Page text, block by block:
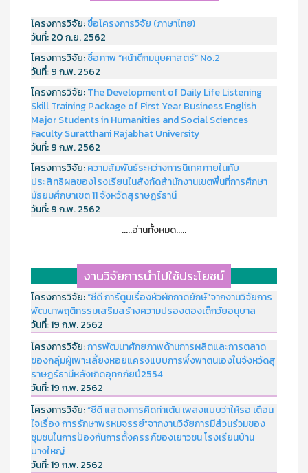
โครงการวิจัย:ชื่อโครงการวิจัย (ภาษาไทย)
วันที่:20 ก.ย. 2562
โครงการวิจัย:ชื่อภาพ “หน้าตึกมนุษศาสตร์” No.2
วันที่:9 ก.พ. 2562
โครงการวิจัย:The Development of Daily Life Listening
Skill Training Package of First Year Business English
Major Students in Humanities and Social Sciences
Faculty Suratthani Rajabhat University
วันที่:9 ก.พ. 2562
โครงการวิจัย:ความสัมพันธ์ระหว่างการนิเทศภายในกับ
ประสิทธิผลของโรงเรียนในสังกัดสำนักงานเขตพื้นที่การศึกษา
มัธยมศึกษาเขต 11 จังหวัดสุราษฎร์ธานี
วันที่:9 ก.พ. 2562
.....อ่านทั้งหมด.....
งานวิจัยการนำไปใช้ประโยชน์
โครงการวิจัย:“ซีดี การ์ตูนเรื่องหัวผักกาดยักษ์”จากงานวิจัยการ
พัฒนาพฤติกรรมเสริมสร้างความปรองดองเด็กวัยอนุบาล
วันที่:19 ก.พ. 2562
โครงการวิจัย:การพัฒนาศักยภาพด้านการผลิตและการตลาด
ของกลุ่มผู้เพาะเลี้ยงหอยแครงแบบการพึ่งพาตนเองในจังหวัดสุ
ราษฏร์ธานีหลังเกิดอุทกภัยปี2554
วันที่:19 ก.พ. 2562
โครงการวิจัย:“ซีดี แสดงการคิดท่าเต้น เพลงแบบว่าให้รอ เตือน
ใจเรื่อง การรักษาพรหมจรรย์”จากงานวิจัยการมีส่วนร่วมของ
ชุมชนในการป้องกันการตั้งครรภ์ของเยาวชน โรงเรียนบ้าน
บางใหญ่
วันที่:19 ก.พ. 2562